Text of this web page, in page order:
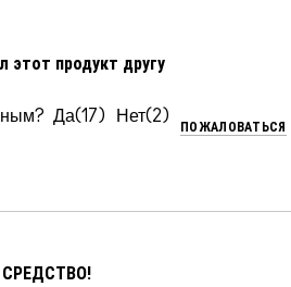
продукт другу
17 2
ПОЖАЛОВАТЬСЯ